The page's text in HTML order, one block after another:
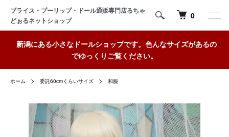
ブライス・プーリップ・ドール通販専門店るちゃ
どぉるネットショップ
0
新潟にある小さなドールショップです。色んなサイズがあるの
でゆっくりご覧ください。
ホーム 委託60cmくらいサイズ 和服